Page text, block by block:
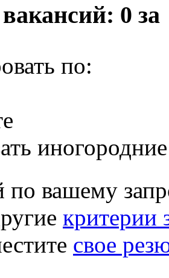
0 за
по:
по вашему
критерии
свое